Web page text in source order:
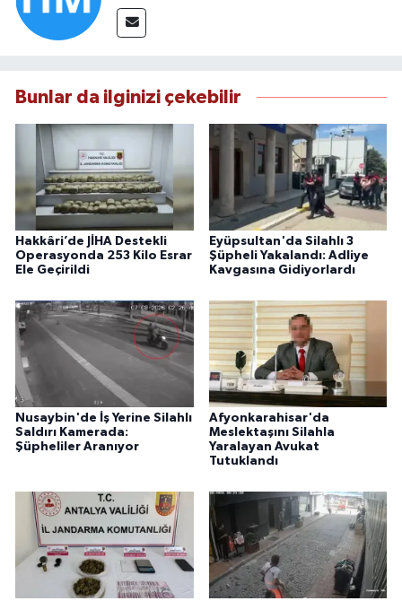
Bunlar da ilginizi çekebilir
Hakkâri’de JİHA Destekli
Operasyonda 253 Kilo Esrar
Ele Geçirildi
Eyüpsultan'da Silahlı 3
Şüpheli Yakalandı: Adliye
Kavgasına Gidiyorlardı
Nusaybin'de İş Yerine Silahlı
Saldırı Kamerada:
Şüpheliler Aranıyor
Afyonkarahisar'da
Meslektaşını Silahla
Yaralayan Avukat
Tutuklandı